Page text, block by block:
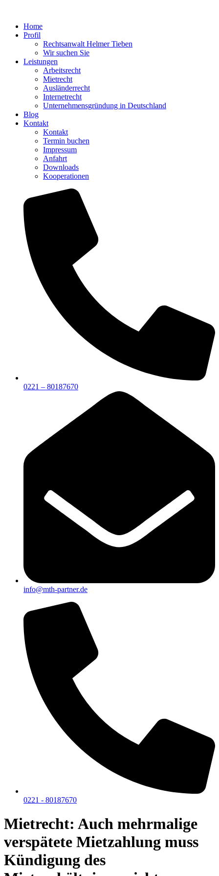
Home
Profil
Rechtsanwalt Helmer Tieben
Wir suchen Sie
Leistungen
Arbeitsrecht
Mietrecht
Ausländerrecht
Internetrecht
Unternehmensgründung in Deutschland
Blog
Kontakt
Kontakt
Termin buchen
Impressum
Anfahrt
Downloads
Kooperationen
0221 – 80187670
info@mth-partner.de
0221 - 80187670
Mietrecht: Auch mehrmalige
verspätete Mietzahlung muss
Kündigung des